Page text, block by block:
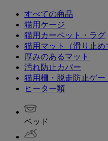
すべての商品
猫用ケージ
猫用カーペット・ラグ
猫用マット（滑り止め
厚みのあるマット
汚れ防止カバー
猫用柵・脱走防止ゲー
ヒーター類
ベッド